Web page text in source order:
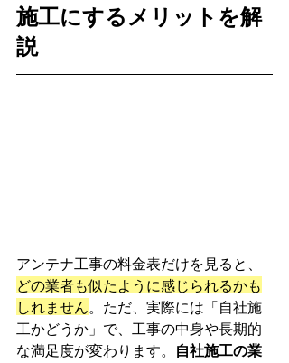
施工にするメリットを解
説
アンテナ工事の料金表だけを見ると、
どの業者も似たように感じられるかも
しれません
。ただ、実際には「自社施
工かどうか」で、工事の中身や長期的
な満足度が変わります。
自社施工の業